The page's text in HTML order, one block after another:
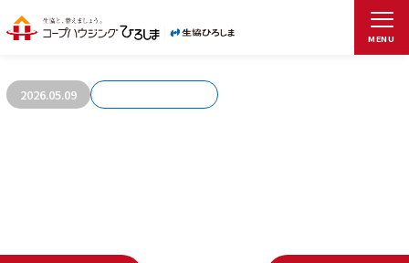
MENU
お客さまの声884
2026.05.09